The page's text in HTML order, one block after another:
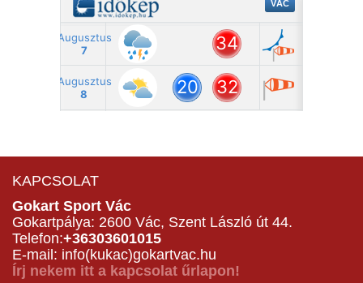
KAPCSOLAT
Gokart Sport Vác
Gokartpálya: 2600 Vác, Szent László út 44.
Telefon:+36303601015
E-mail: info(kukac)gokartvac.hu
Írj nekem itt a kapcsolat űrlapon!